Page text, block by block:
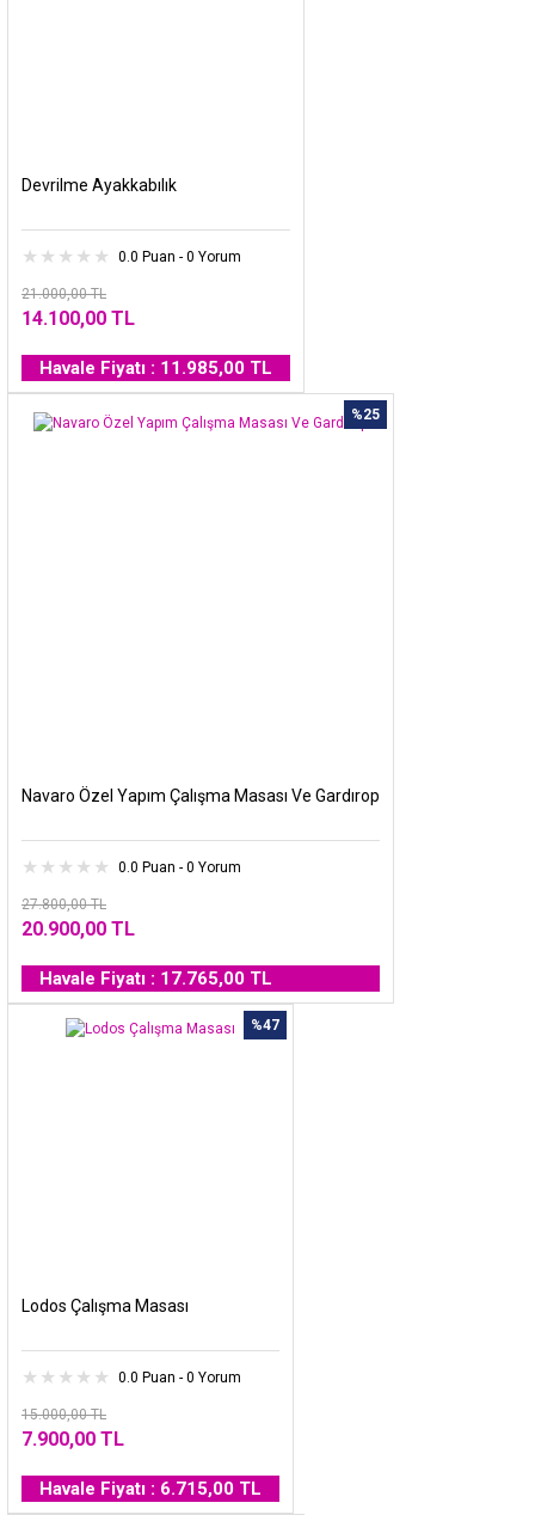
Devrilme Ayakkabılık
0.0 Puan - 0 Yorum
21.000,00 TL
14.100,00 TL
Havale Fiyatı : 11.985,00 TL
%25
Navaro Özel Yapım Çalışma Masası Ve Gardırop
0.0 Puan - 0 Yorum
27.800,00 TL
20.900,00 TL
Havale Fiyatı : 17.765,00 TL
%47
Lodos Çalışma Masası
0.0 Puan - 0 Yorum
15.000,00 TL
7.900,00 TL
Havale Fiyatı : 6.715,00 TL